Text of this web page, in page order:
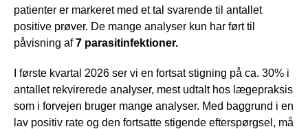
patienter er markeret med et tal svarende til antallet
positive prøver. De mange analyser kun har ført til
påvisning af7 parasitinfektioner.
I første kvartal 2026 ser vi en fortsat stigning på ca. 30% i
antallet rekvirerede analyser, mest udtalt hos lægepraksis
som i forvejen bruger mange analyser. Med baggrund i en
lav positiv rate og den fortsatte stigende efterspørgsel, må